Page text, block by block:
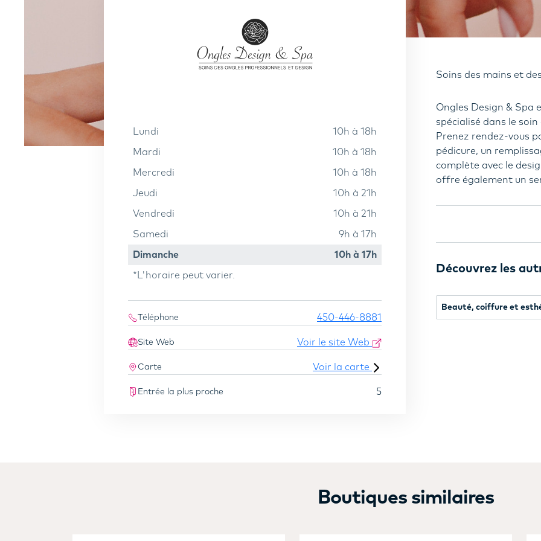
lundi 10h à 18h
mardi 10h à 18h
mercredi 10h à 18h
jeudi 10h à 21h
vendredi 10h à 21h
samedi 9h à 17h
dimanche 10h à 17h
*L'horaire peut varier.
Téléphone 450-446-8881
Site Web Voir le site Web
Carte Voir la carte
Entrée la plus proche 5
Soins des mains et
Ongles Design & Spa
spécialisé dans le
Prenez rendez-vous
pédicure, un
complète avec le
offre également un
Découvrez les
Beauté, coiffure et
Boutiques similaires